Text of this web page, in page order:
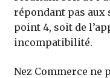
répondant pas
point 4, soit de
incompatibilité.
Nez Commerce ne